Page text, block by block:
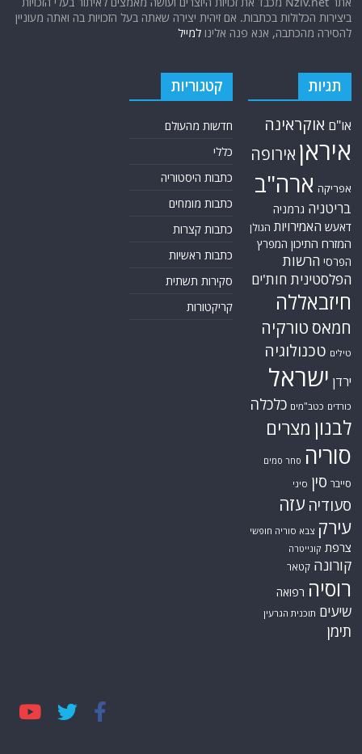
ביצירות הכלולות בכתבות. אם זיהית יצירה שאתה בעל הזכויות בה ואתה מעוניין
להסירה מהכתבה, אנא פנה אלינולמייל
תגיות
או"ם אוקראינה
איראן אירופה
אפריקה ארה"ב
בריטניה גרמניה
דאעש האמירויות הגולן
המזרח התיכון המפרץ
הפרסי הרשות
הפלסטינית חות'ים
חיזבאללה
חמאס טורקיה
טילים טכנולוגיה
ירדן ישראל
כורדים כטב"מים כלכלה
לבנון מצרים
סוריה סחר סמים
סייבר סין סיני
סעודיה עזה
עירק צבא סוריה חופשי
צרפת קונייטרה
קורונה קטאר
רוסיה רפואה
שיעים תוכנית הגרעין
תימן
קטגוריות
חדשות מהעולם
כללי
כתבות היסטוריה
כתבות מומחים
כתבות קצרות
כתבות ראשיות
סקירות תשתית
קריקטורות